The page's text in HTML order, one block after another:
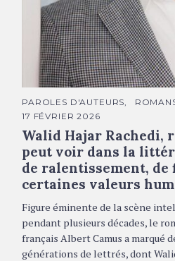
Walid Hajar Rachedi © Annie
C
T
É
G
R
I
E
S
PAROLES D'AUTEURS
17 FÉVRIER 2026
Walid Hajar Rachedi,
peut voir dans la
de ralentissement, de
certaines valeurs
Figure éminente de la scène
pendant plusieurs décades, le
français Albert Camus a marqué
générations de lettrés, dont